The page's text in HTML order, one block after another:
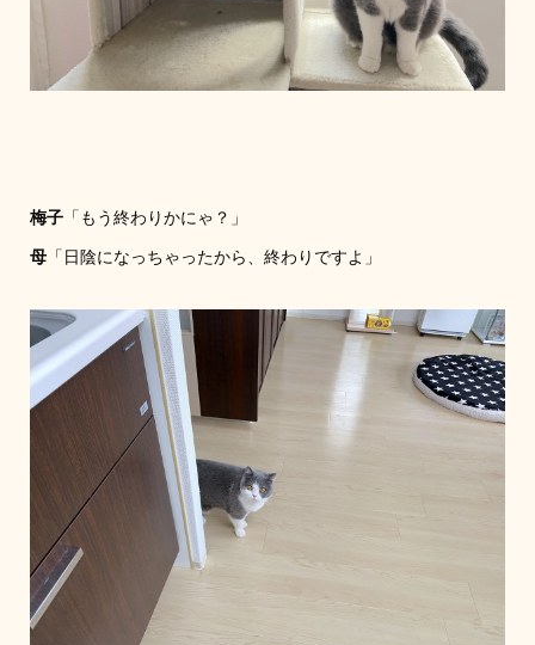
梅子「もう終わりかにゃ？」
母「日陰になっちゃったから、終わりですよ」